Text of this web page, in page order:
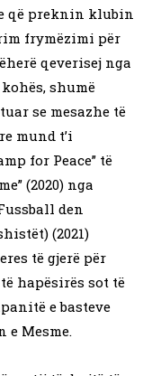
që preknin klubin
frymëzimi për
qeverisej nga
shumë
se mesazhe të
mund t’i
for Peace” të
(2020) nga
den
(2021)
të gjerë për
hapësirës sot të
e basteve
e Mesme.